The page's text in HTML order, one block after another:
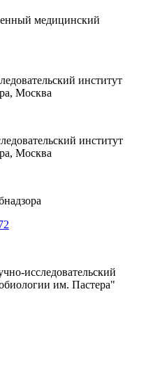
медицинский
институт
Москва
институт
Москва
исследовательский
им. Пастера"